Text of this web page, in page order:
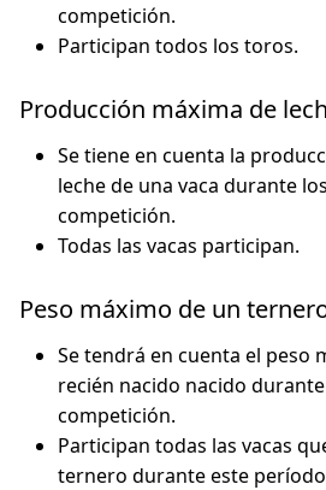
competición.
Participan todos los toros.
Producción máxima de
Se tiene en cuenta la
leche de una vaca durante
competición.
Todas las vacas participan.
Peso máximo de un
Se tendrá en cuenta el peso
recién nacido nacido
competición.
Participan todas las vacas
ternero durante este